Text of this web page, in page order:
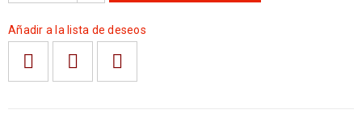
Añadir a la lista de deseos